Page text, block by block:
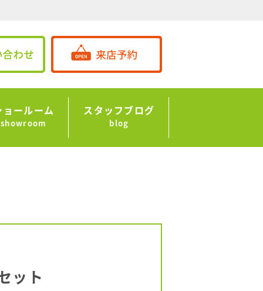
ョールーム
showroom
スタッフブログ
blog
ット